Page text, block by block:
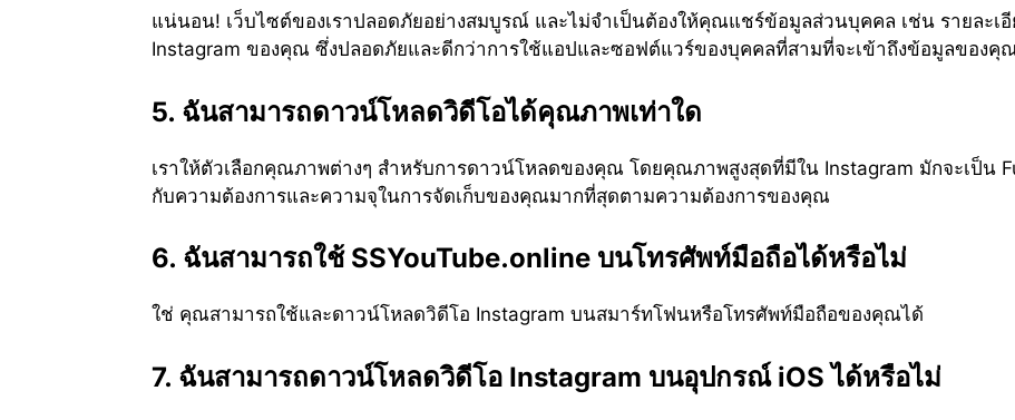
แน่นอน! เว็บไซต์ของเราปลอดภัยอย่างสมบูรณ์ และไม่จำเป็นต้องให้คุณแชร์ข้อมูลส่วนบุคคล เช่น รายละเ
Instagram ของคุณ ซึ่งปลอดภัยและดีกว่าการใช้แอปและซอฟต์แวร์ของบุคคลที่สามที่จะเข้าถึงข้อมูลของคุ
5. ฉันสามารถดาวน์โหลดวิดีโอได้คุณภาพเท่าใด
เราให้ตัวเลือกคุณภาพต่างๆ สำหรับการดาวน์โหลดของคุณ โดยคุณภาพสูงสุดที่มีใน Instagram มักจะเป็น
กับความต้องการและความจุในการจัดเก็บของคุณมากที่สุดตามความต้องการของคุณ
6. ฉันสามารถใช้ SSYouTube.online บนโทรศัพท์มือถือได้หรือไม่
ใช่ คุณสามารถใช้และดาวน์โหลดวิดีโอ Instagram บนสมาร์ทโฟนหรือโทรศัพท์มือถือของคุณได้
7. ฉันสามารถดาวน์โหลดวิดีโอ Instagram บนอุปกรณ์ iOS ได้หรือไม่